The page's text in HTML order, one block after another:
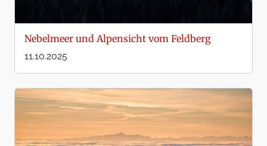
Nebelmeer und Alpensicht vom Feldberg
11.10.2025